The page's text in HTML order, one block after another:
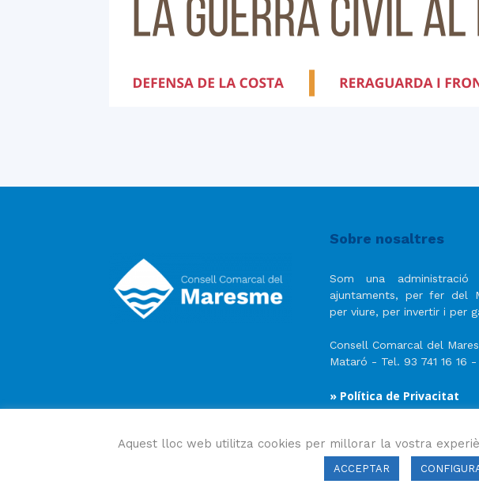
Sobre nosaltres
Som una
ajuntaments, per fer del
per viure, per invertir i per
Consell Comarcal del
Mataró - Tel. 93 741 16 16 -
» Política de Privacitat
Aquest lloc web utilitza cookies per millorar la vostra
ACCEPTAR